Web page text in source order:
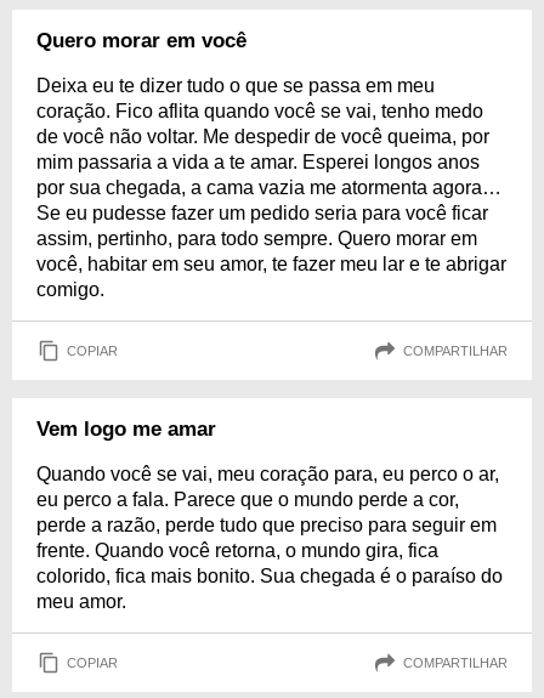
Quero morar em você
Deixa eu te dizer tudo o que se passa em meu
coração. Fico aflita quando você se vai, tenho medo
de você não voltar. Me despedir de você queima, por
mim passaria a vida a te amar. Esperei longos anos
por sua chegada, a cama vazia me atormenta agora…
Se eu pudesse fazer um pedido seria para você ficar
assim, pertinho, para todo sempre. Quero morar em
você, habitar em seu amor, te fazer meu lar e te abrigar
comigo.
COPIAR COMPARTILHAR
Vem logo me amar
Quando você se vai, meu coração para, eu perco o ar,
eu perco a fala. Parece que o mundo perde a cor,
perde a razão, perde tudo que preciso para seguir em
frente. Quando você retorna, o mundo gira, fica
colorido, fica mais bonito. Sua chegada é o paraíso do
meu amor.
COPIAR COMPARTILHAR